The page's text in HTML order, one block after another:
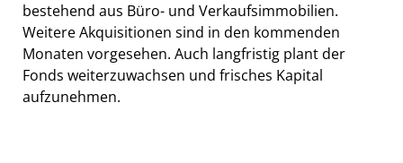
bestehend aus Büro- und Verkaufsimmobilien.
Weitere Akquisitionen sind in den kommenden
Monaten vorgesehen. Auch langfristig plant der
Fonds weiterzuwachsen und frisches Kapital
aufzunehmen.